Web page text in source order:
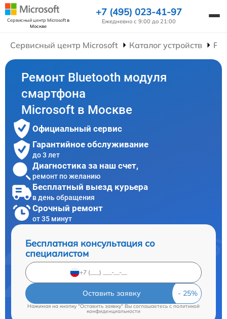
Сервисный центр Microsoftв
Москве
+7 (495) 023-41-97
Ежедневно с 9:00 до 21:00
Сервисный центр Microsoft Каталог устройств
Ремонт Bluetooth модуля
смартфона
Microsoft в Москве
Официальный сервис
Гарантийное обслуживание
до 3 лет
Диагностика за наш счет,
ремонт по желанию
Бесплатный выезд курьера
в день обращения
Срочный ремонт
от 35 минут
Бесплатная консультация со
специалистом
Оставить заявку
Нажимая на кнопку "Оставить заявку" Вы соглашаетесь cполитикой
конфиденциальности